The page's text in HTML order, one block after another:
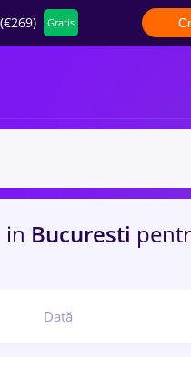
Gratis
in Bucuresti
Dată